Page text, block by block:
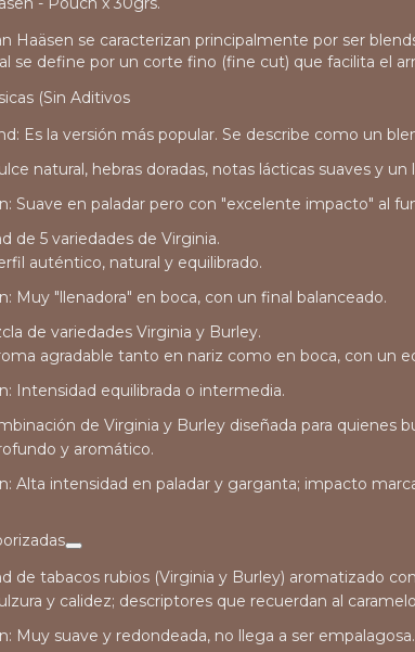
Haäsen se caracterizan principalmente por ser
se define por un corte fino (fine cut) que facilita el
(Sin Aditivos
: Es la versión más popular. Se describe como un
natural, hebras doradas, notas lácticas suaves y
: Suave en paladar pero con "excelente impacto" al
de 5 variedades de Virginia.
auténtico, natural y equilibrado.
: Muy "llenadora" en boca, con un final balanceado.
de variedades Virginia y Burley.
agradable tanto en nariz como en boca, con un
: Intensidad equilibrada o intermedia.
de Virginia y Burley diseñada para quienes
y aromático.
: Alta intensidad en paladar y garganta; impacto
de tabacos rubios (Virginia y Burley) aromatizado
y calidez; descriptores que recuerdan al
: Muy suave y redondeada, no llega a ser empalagosa.